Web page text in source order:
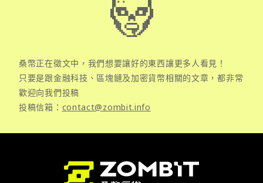
桑幣正在徵文中，我們想要讓好的東西讓更多人看見！
只要是跟金融科技、區塊鏈及加密貨幣相關的文章，都非常
歡迎向我們投稿
投稿信箱： contact@zombit.info